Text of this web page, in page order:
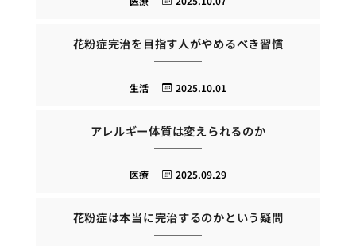
花粉症完治を目指す人がやめるべき習慣
2025.10.01
生活
アレルギー体質は変えられるのか
2025.09.29
医療
花粉症は本当に完治するのかという疑問